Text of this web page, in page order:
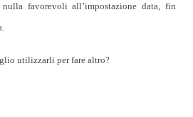
favorevoli all’impostazione data, fin
utilizzarli per fare altro?